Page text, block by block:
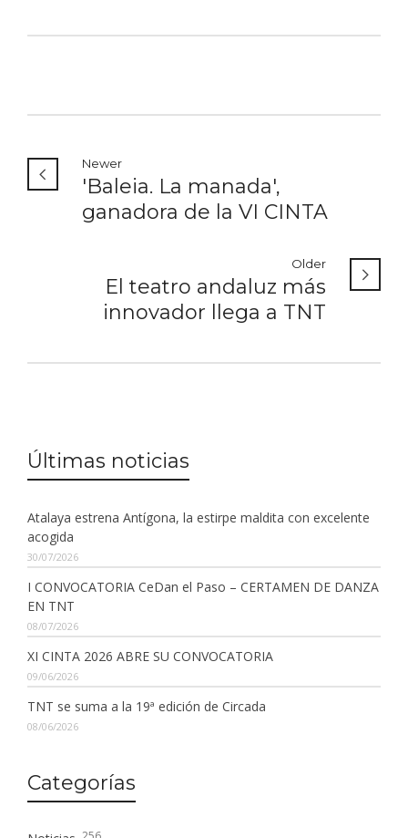
Newer
'Baleia. La manada',
ganadora de la VI CINTA
Older
El teatro andaluz más
innovador llega a TNT
Últimas noticias
Atalaya estrena Antígona, la estirpe maldita con excelente
acogida
30/07/2026
I CONVOCATORIA CeDan el Paso – CERTAMEN DE DANZA
EN TNT
08/07/2026
XI CINTA 2026 ABRE SU CONVOCATORIA
09/06/2026
TNT se suma a la 19ª edición de Circada
08/06/2026
Categorías